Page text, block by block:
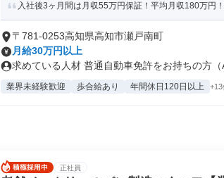
入社後3ヶ月間は月収55万円保証！平均月収180万円！
〒781-0253高知県高知市瀬戸南町
月給30万円以上
求めている人材 普通自動車免許をお持ちの方
業界未経験歓迎 歩合給あり 年間休日120日以上 +13
正社員